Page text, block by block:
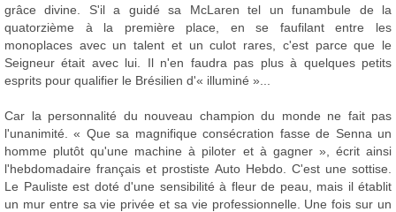
grâce divine. S'il a guidé sa McLaren tel un funambule de la
quatorzième à la première place, en se faufilant entre les
monoplaces avec un talent et un culot rares, c'est parce que le
Seigneur était avec lui. Il n'en faudra pas plus à quelques petits
esprits pour qualifier le Brésilien d'« illuminé »...
Car la personnalité du nouveau champion du monde ne fait pas
l'unanimité. « Que sa magnifique consécration fasse de Senna un
homme plutôt qu'une machine à piloter et à gagner », écrit ainsi
l'hebdomadaire français et prostiste Auto Hebdo. C'est une sottise.
Le Pauliste est doté d'une sensibilité à fleur de peau, mais il établit
un mur entre sa vie privée et sa vie professionnelle. Une fois sur un